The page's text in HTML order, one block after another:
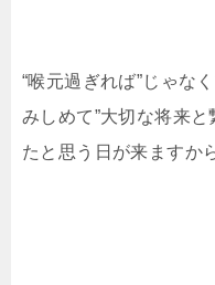
“喉元過ぎれば”じゃな
みしめて”大切な将来
たと思う日が来ますか